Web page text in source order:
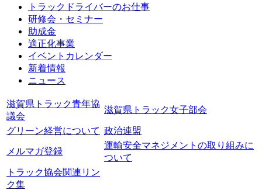
トラックドライバーのお仕事
研修会・セミナー
助成金
適正化事業
イベントカレンダー
新着情報
ニュース
滋賀県トラック青年協
議会
滋賀県トラック女子部会
グリーン経営について 政治連盟
メルマガ登録
運輸安全マネジメントの取り組みに
ついて
トラック協会関連リン
ク集